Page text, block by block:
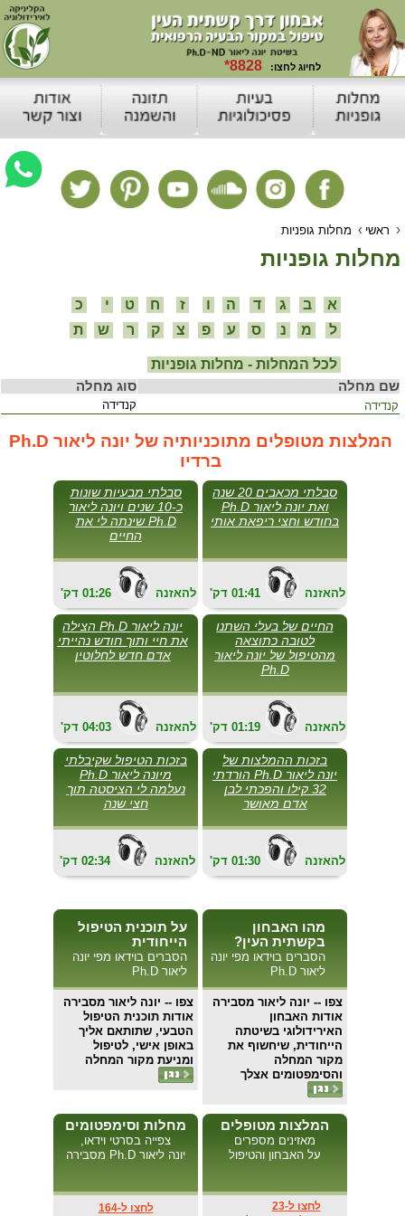
ראשי › מחלות גופניות ›
מחלות גופניות
א ב ג ד ה ו ז ח ט י
כ
ל
מ נ ס ע פ צ ק ר ש ת
לכל המחלות - מחלות גופניות
סוג מחלה שם מחלה
קנדידה קנדידה
המלצות מטופלים מתוכניותיה של יונה ליאור Ph.D
ברדיו
סבלתי מבעיות שונות
כ-10 שנים ויונה ליאור
Ph.D שינתה לי את
החיים
'דק 01:26 להאזנה
סבלתי מכאבים 20 שנה
ואת יונה ליאור Ph.D
בחודש וחצי ריפאת אותי
'דק 01:41 להאזנה
יונה ליאור Ph.D הצילה
את חיי ותוך חודש נהייתי
אדם חדש לחלוטין
'דק 04:03 להאזנה
החיים של בעלי השתנו
לטובה כתוצאה
מהטיפול של יונה ליאור
Ph.D
'דק 01:19 להאזנה
בזכות הטיפול שקיבלתי
מיונה ליאור Ph.D
נעלמה לי הציסטה תוך
חצי שנה
02:34 להאזנה
בזכות ההמלצות של
יונה ליאור Ph.D הורדתי
32 קילו והפכתי לבן
אדם מאושר
'דק 01:30 להאזנה
על תוכנית הטיפול
הייחודית
הסברים בוידאו מפי יונה
ליאור Ph.D
צפו -- יונה ליאור מסבירה
אודות תוכנית הטיפול
הטבעי, שתותאם אליך
באופן אישי, לטיפול
ומניעת מקור המחלה
מהו האבחון
בקשתית העין?
הסברים בוידאו מפי יונה
ליאור Ph.D
צפו -- יונה ליאור מסבירה
אודות האבחון
האירידולוגי בשיטתה
הייחודית, שיחשוף את
מקור המחלה
והסימפטומים אצלך
מחלות וסימפטומים
צפייה בסרטי וידאו,
יונה ליאור Ph.D מסבירה
לחצו ל-164
המלצות מטופלים
מאזינים מספרים
על האבחון והטיפול
לחצו ל-23